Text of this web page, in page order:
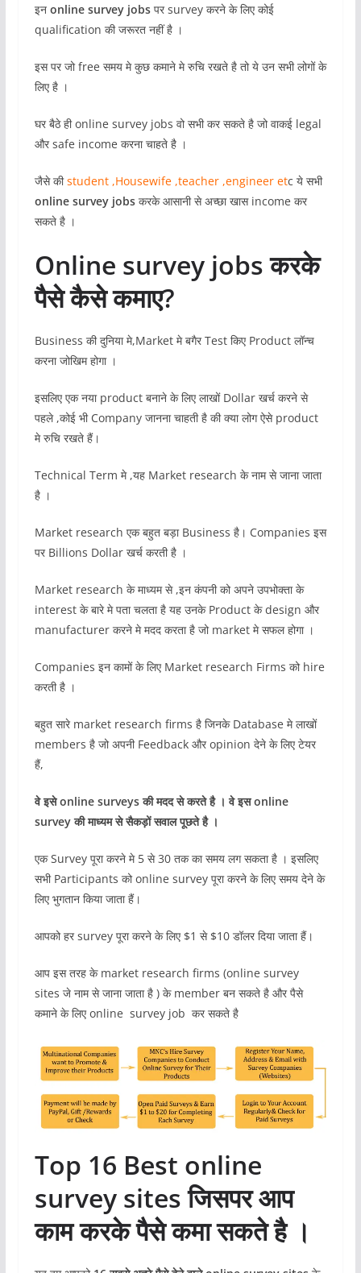
इन online survey jobs पर survey करने के लिए कोई
qualification की जरूरत नहीं है ।
इस पर जो free समय मे कुछ कमाने मे रुचि रखते है तो ये उन सभी लोगों के
लिए है ।
घर बैठे ही online survey jobs वो सभी कर सकते है जो वाकई legal
और safe income करना चाहते है ।
जैसे कीstudent ,Housewife ,teacher ,engineer etc ये सभी
online survey jobsकरके आसानी से अच्छा खास income कर
सकते है ।
Online survey jobs करके
पैसे कैसे कमाए?
Business की दुनिया मे,Market मे बगैर Test किए Product लॉन्च
करना जोखिम होगा ।
इसलिए एक नया product बनाने के लिए लाखों Dollar खर्च करने से
पहले ,कोई भी Company जानना चाहती है की क्या लोग ऐसे product
मे रुचि रखते हैं।
Technical Term मे ,यह Market research के नाम से जाना जाता
है ।
Market research एक बहुत बड़ा Business है। Companies इस
पर Billions Dollar खर्च करती है ।
Market research के माध्यम से ,इन कंपनी को अपने उपभोक्ता के
interest के बारे मे पता चलता है यह उनके Product के design और
manufacturer करने मे मदद करता है जो market मे सफल होगा ।
Companies इन कामों के लिए Market research Firms को hire
करती है ।
बहुत सारे market research firms है जिनके Database मे लाखों
members है जो अपनी Feedback और opinion देने के लिए टेयर
हैं,
वे इसे online surveys की मदद से करते है । वे इस online
survey की माध्यम से सैकड़ों सवाल पूछते है ।
एक Survey पूरा करने मे 5 से 30 तक का समय लग सकता है । इसलिए
सभी Participants को online survey पूरा करने के लिए समय देने के
लिए भुगतान किया जाता हैं।
आपको हर survey पूरा करने के लिए $1 से $10 डॉलर दिया जाता हैं।
आप इस तरह के market research firms (online survey
sites जे नाम से जाना जाता है ) के member बन सकते है और पैसे
कमाने के लिए online survey job कर सकते है
Top 16 Best online
survey sites जिसपर आप
काम करके पैसे कमा सकते है ।